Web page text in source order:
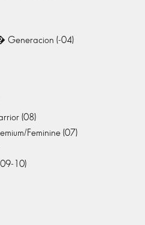
Generacion (-04)
(08)
Feminine (07)
10)